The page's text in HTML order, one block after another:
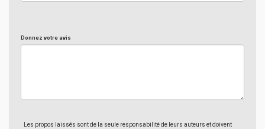
Donnez votre avis
Les propos laissés sont de la seule responsabilité de leurs auteurs et doivent